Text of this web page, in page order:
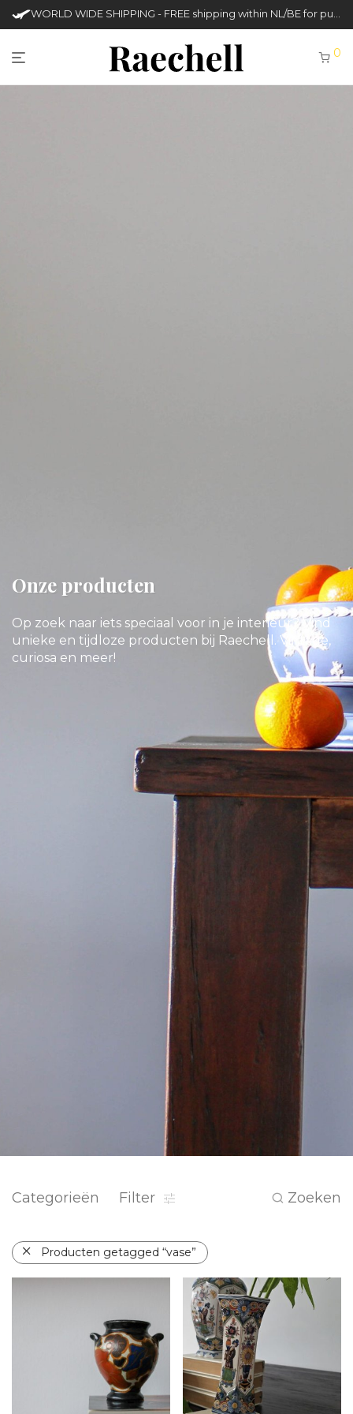
WORLD WIDE SHIPPING - FREE shipping within NL/BE for purchases over €50
0
Onze producten
Op zoek naar iets speciaal voor in je interieur? Vind
unieke en tijdloze producten bij Raechell. Vintage,
curiosa en meer!
Categorieën Filter Zoeken
Producten getagged “vase”